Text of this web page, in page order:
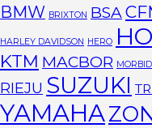
BMW BRIXTON BSA
HARLEY DAVIDSON HERO
KTM MACBOR
RIEJU SUZUKI
YAMAHA